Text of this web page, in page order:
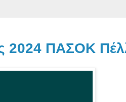
2024 ΠΑΣΟΚ